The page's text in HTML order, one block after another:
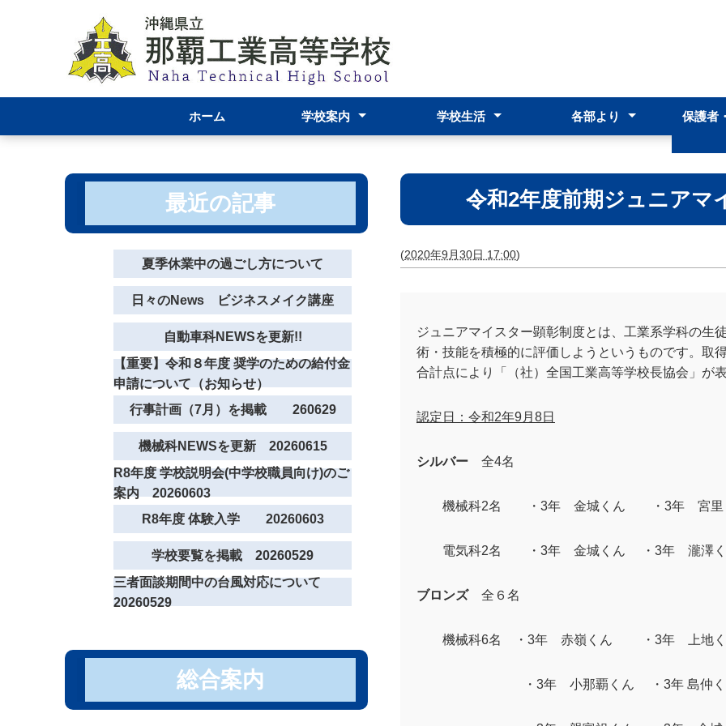
ホーム 学校案内 学校生活 各部より 保護者
在校生
令和2年度前期ジュニアマ
(2020年9月30日 17:00)
ジュニアマイスター顕彰制度とは、工業系学科の生
術・技能を積極的に評価しようというものです。取
合計点により「（社）全国工業高等学校長協会」が
認定日：令和2年9月8日
シルバー 全4名
機械科2名 ・3年 金城くん ・3年 宮里
電気科2名 ・3年 金城くん ・3年 瀧澤く
ブロンズ全６名
機械科6名 ・3年 赤嶺くん ・3年 上地く
・3年 小那覇くん ・3年 島仲く
最近の記事
夏季休業中の過ごし方について
日々のNews ビジネスメイク講座
自動車科NEWSを更新!!
【重要】令和８年度 奨学のための給付金
申請について（お知らせ）
行事計画（7月）を掲載 260629
機械科NEWSを更新 20260615
R8年度 学校説明会(中学校職員向け)のご
案内 20260603
R8年度 体験入学 20260603
学校要覧を掲載 20260529
三者面談期間中の台風対応について
20260529
総合案内